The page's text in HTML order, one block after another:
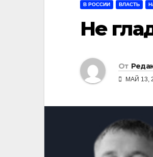
В РОССИИ ВЛАСТЬ
Не
От
МАЙ 13,